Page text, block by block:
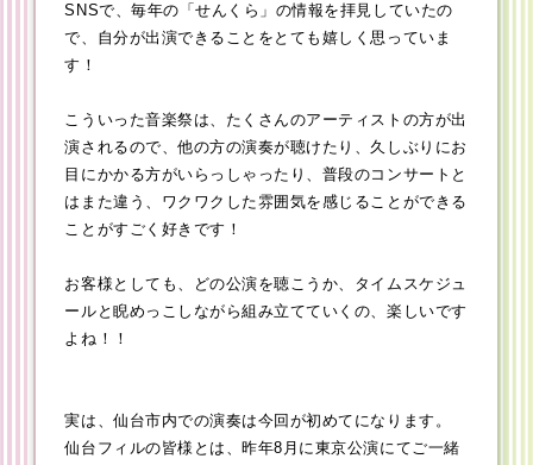
SNSで、毎年の「せんくら」の情報を拝見していたの
で、自分が出演できることをとても嬉しく思っていま
す！
こういった音楽祭は、たくさんのアーティストの方が出
演されるので、他の方の演奏が聴けたり、久しぶりにお
目にかかる方がいらっしゃったり、普段のコンサートと
はまた違う、ワクワクした雰囲気を感じることができる
ことがすごく好きです！
お客様としても、どの公演を聴こうか、タイムスケジュ
ールと睨めっこしながら組み立てていくの、楽しいです
よね！！
実は、仙台市内での演奏は今回が初めてになります。
仙台フィルの皆様とは、昨年8月に東京公演にてご一緒